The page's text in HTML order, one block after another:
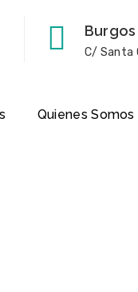
Burgos
C/ Santa
Quienes Somos